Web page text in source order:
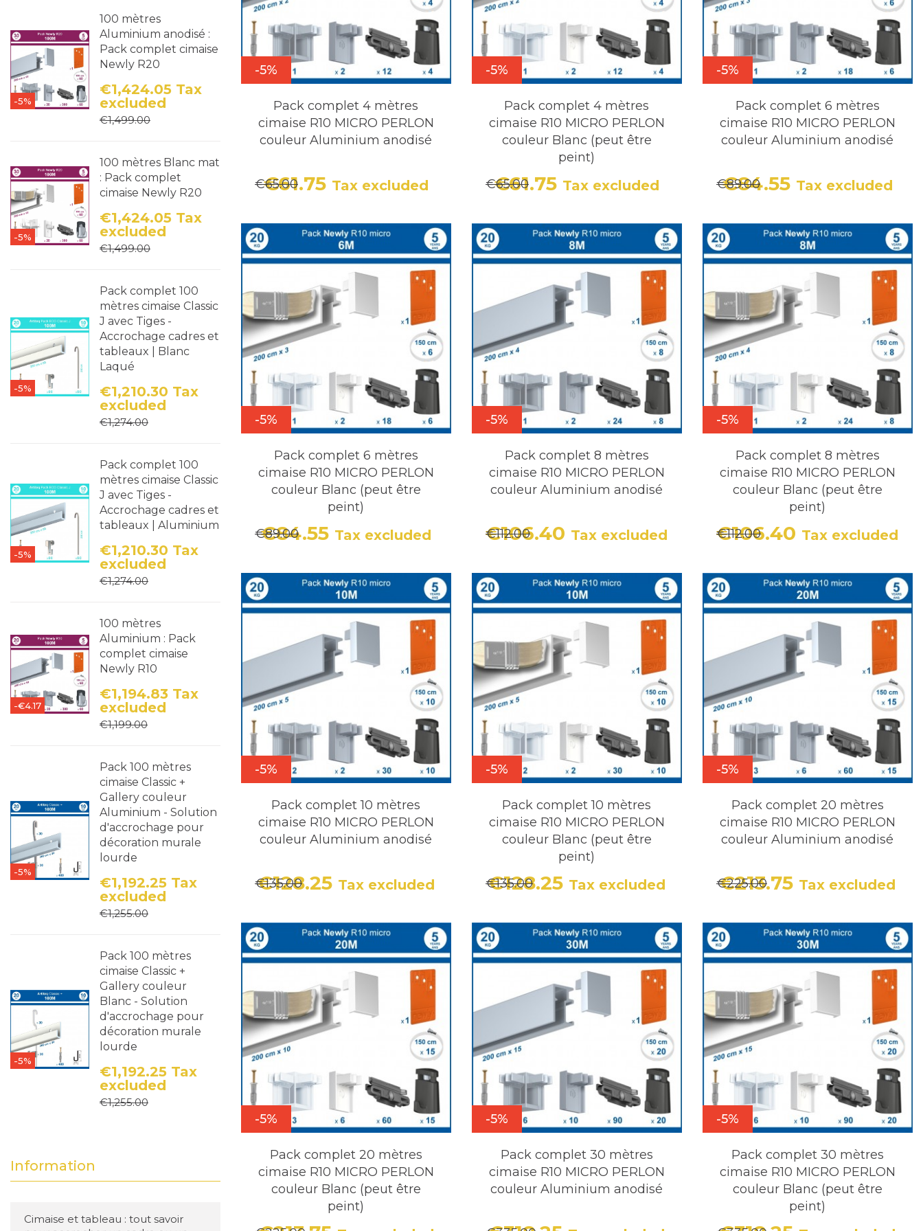
-5%
100 mètres
Aluminium anodisé :
Pack complet cimaise
Newly R20
Price
€1,424.05 Tax
excluded
Regular price
€1,499.00
-5%
100 mètres Blanc mat
: Pack complet
cimaise Newly R20
Price
€1,424.05 Tax
excluded
Regular price
€1,499.00
-5%
Pack complet 100
mètres cimaise Classic
J avec Tiges -
Accrochage cadres et
tableaux | Blanc
Laqué
Price
€1,210.30 Tax
excluded
Regular price
€1,274.00
-5%
Pack complet 100
mètres cimaise Classic
J avec Tiges -
Accrochage cadres et
tableaux | Aluminium
Price
€1,210.30 Tax
excluded
Regular price
€1,274.00
-€4.17
100 mètres
Aluminium : Pack
complet cimaise
Newly R10
Price
€1,194.83 Tax
excluded
Regular price
€1,199.00
-5%
Pack 100 mètres
cimaise Classic +
Gallery couleur
Aluminium - Solution
d'accrochage pour
décoration murale
lourde
Price
€1,192.25 Tax
excluded
Regular price
€1,255.00
-5%
Pack 100 mètres
cimaise Classic +
Gallery couleur
Blanc - Solution
d'accrochage pour
décoration murale
lourde
Price
€1,192.25 Tax
excluded
Regular price
€1,255.00
Information
Cimaise et tableau : tout savoir
-5%
Pack complet 4 mètres
cimaise R10 MICRO PERLON
couleur Aluminium anodisé
Price
€61.75 Tax excluded
Regular price
€65.00
-5%
Pack complet 4 mètres
cimaise R10 MICRO PERLON
couleur Blanc (peut être
peint)
Price
€61.75 Tax excluded
Regular price
€65.00
-5%
Pack complet 6 mètres
cimaise R10 MICRO PERLON
couleur Aluminium anodisé
Price
€84.55 Tax excluded
Regular price
€89.00
-5%
Pack complet 6 mètres
cimaise R10 MICRO PERLON
couleur Blanc (peut être
peint)
Price
€84.55 Tax excluded
Regular price
€89.00
-5%
Pack complet 8 mètres
cimaise R10 MICRO PERLON
couleur Aluminium anodisé
Price
€106.40 Tax excluded
Regular price
€112.00
-5%
Pack complet 8 mètres
cimaise R10 MICRO PERLON
couleur Blanc (peut être
peint)
Price
€106.40 Tax excluded
Regular price
€112.00
-5%
Pack complet 10 mètres
cimaise R10 MICRO PERLON
couleur Aluminium anodisé
Price
€128.25 Tax excluded
Regular price
€135.00
-5%
Pack complet 10 mètres
cimaise R10 MICRO PERLON
couleur Blanc (peut être
peint)
Price
€128.25 Tax excluded
Regular price
€135.00
-5%
Pack complet 20 mètres
cimaise R10 MICRO PERLON
couleur Aluminium anodisé
Price
€213.75 Tax excluded
Regular price
€225.00
-5%
Pack complet 20 mètres
cimaise R10 MICRO PERLON
couleur Blanc (peut être
peint)
-5%
Pack complet 30 mètres
cimaise R10 MICRO PERLON
couleur Aluminium anodisé
-5%
Pack complet 30 mètres
cimaise R10 MICRO PERLON
couleur Blanc (peut être
peint)